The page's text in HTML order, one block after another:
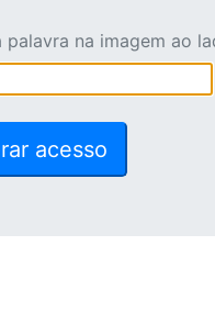
palavra na imagem ao